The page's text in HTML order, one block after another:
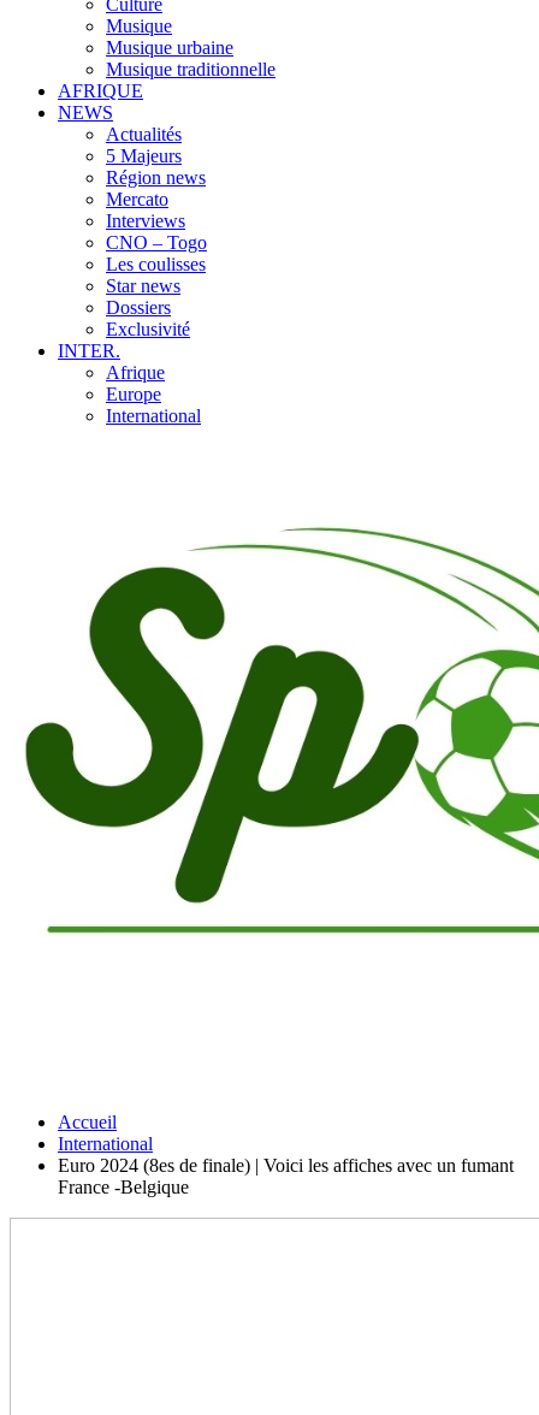
Culture
Musique
Musique urbaine
Musique traditionnelle
AFRIQUE
NEWS
Actualités
5 Majeurs
Région news
Mercato
Interviews
CNO – Togo
Les coulisses
Star news
Dossiers
Exclusivité
INTER.
Afrique
Europe
International
Accueil
International
Euro 2024 (8es de finale) | Voici les affiches avec un fumant
France -Belgique